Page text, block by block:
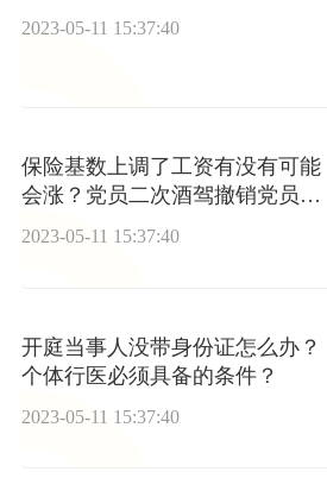
2023-05-11 15:37:40
保险基数上调了工资有没有可能
会涨？党员二次酒驾撤销党员
吗？
2023-05-11 15:37:40
开庭当事人没带身份证怎么办？
个体行医必须具备的条件？
2023-05-11 15:37:40